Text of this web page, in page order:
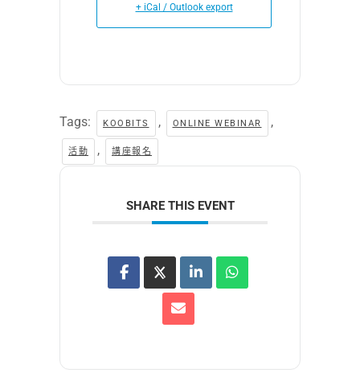
+ iCal / Outlook export
Tags: KOOBITS , ONLINE WEBINAR ,
活動 , 講座報名
SHARE THIS EVENT